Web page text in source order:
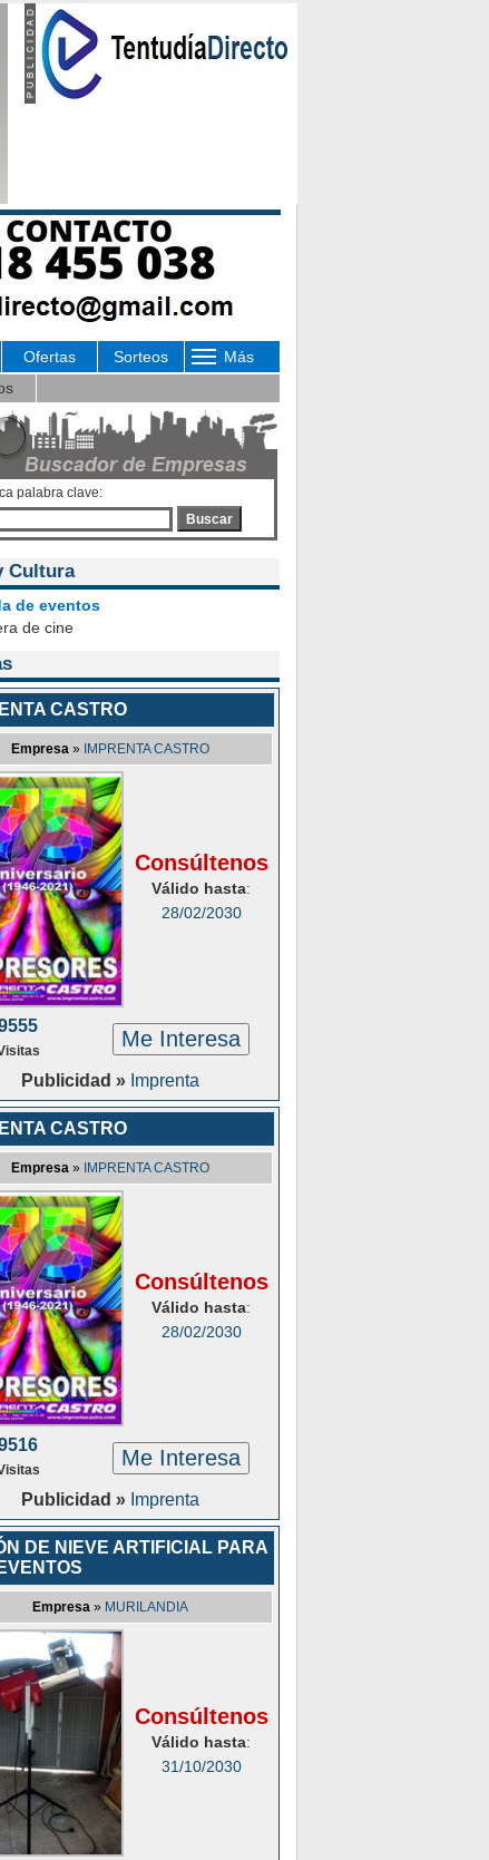
Ofertas Sorteos
Más
palabra clave:
Buscar
Cultura
de eventos
de cine
CASTRO
Empresa » IMPRENTA CASTRO
Consúltenos
Válido hasta:
28/02/2030
Me Interesa
Publicidad » Imprenta
CASTRO
Empresa » IMPRENTA CASTRO
Consúltenos
Válido hasta:
28/02/2030
Me Interesa
Publicidad » Imprenta
DE NIEVE ARTIFICIAL PARA
Empresa » MURILANDIA
Consúltenos
Válido hasta:
31/10/2030